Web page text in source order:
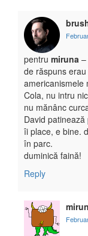
pentru miruna
de răspuns
americanismele
Cola, nu intru
nu mănânc
David
îi place, e bine.
în parc.
duminică faină!
Reply